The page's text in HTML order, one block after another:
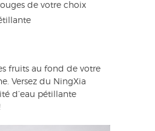
de votre choix
fruits au fond de votre
Versez du NingXia
d’eau pétillante